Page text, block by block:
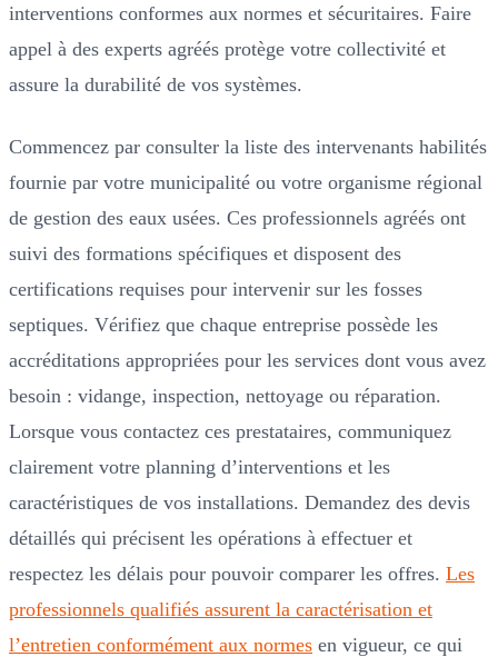
interventions conformes aux normes et sécuritaires. Faire
appel à des experts agréés protège votre collectivité et
assure la durabilité de vos systèmes.
Commencez par consulter la liste des intervenants habilités
fournie par votre municipalité ou votre organisme régional
de gestion des eaux usées. Ces professionnels agréés ont
suivi des formations spécifiques et disposent des
certifications requises pour intervenir sur les fosses
septiques. Vérifiez que chaque entreprise possède les
accréditations appropriées pour les services dont vous avez
besoin : vidange, inspection, nettoyage ou réparation.
Lorsque vous contactez ces prestataires, communiquez
clairement votre planning d’interventions et les
caractéristiques de vos installations. Demandez des devis
détaillés qui précisent les opérations à effectuer et
respectez les délais pour pouvoir comparer les offres. Les
professionnels qualifiés assurent la caractérisation et
l’entretien conformément aux normes en vigueur, ce qui